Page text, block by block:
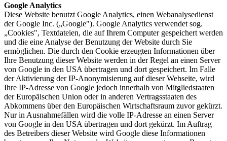
Google Analytics
Diese Website benutzt Google Analytics, einen Webanalysedienst
der Google Inc. („Google"). Google Analytics verwendet sog.
„Cookies", Textdateien, die auf Ihrem Computer gespeichert werden
und die eine Analyse der Benutzung der Website durch Sie
ermöglichen. Die durch den Cookie erzeugten Informationen über
Ihre Benutzung dieser Website werden in der Regel an einen Server
von Google in den USA übertragen und dort gespeichert. Im Falle
der Aktivierung der IP-Anonymisierung auf dieser Webseite, wird
Ihre IP-Adresse von Google jedoch innerhalb von Mitgliedstaaten
der Europäischen Union oder in anderen Vertragsstaaten des
Abkommens über den Europäischen Wirtschaftsraum zuvor gekürzt.
Nur in Ausnahmefällen wird die volle IP-Adresse an einen Server
von Google in den USA übertragen und dort gekürzt. Im Auftrag
des Betreibers dieser Website wird Google diese Informationen